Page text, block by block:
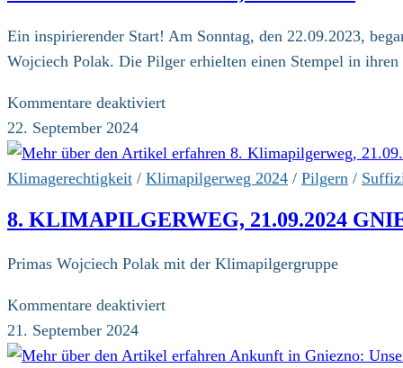
Ein inspirierender Start! Am Sonntag, den 22.09.2023,
Wojciech Polak. Die Pilger erhielten einen Stempel in
Kommentare deaktiviertfür
Klimapilgerweg,
1.
22. September 2024
Klimagerechtigkeit / Klimapilgerweg 2024 / Pilgern /
8. KLIMAPILGERWEG, 21.09.2024
Primas Wojciech Polak mit der Klimapilgergruppe
Kommentare deaktiviertfür
Klimapilgerweg,
21. September 2024